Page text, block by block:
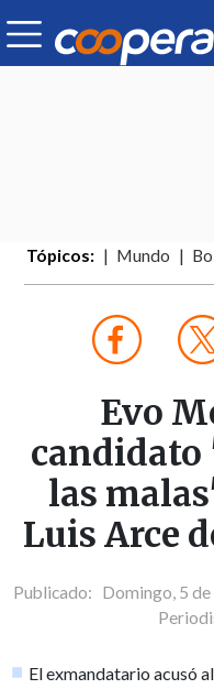
Tópicos: Mundo
Evo
candidato
las
Luis Arce
Publicado: Domingo, 5
El exmandatario acusó